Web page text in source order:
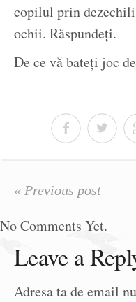
copilul prin
ochii. Răspundeți.
De ce vă bateți joc
« Previous post
No Comments Yet.
Leave a
Adresa ta de email